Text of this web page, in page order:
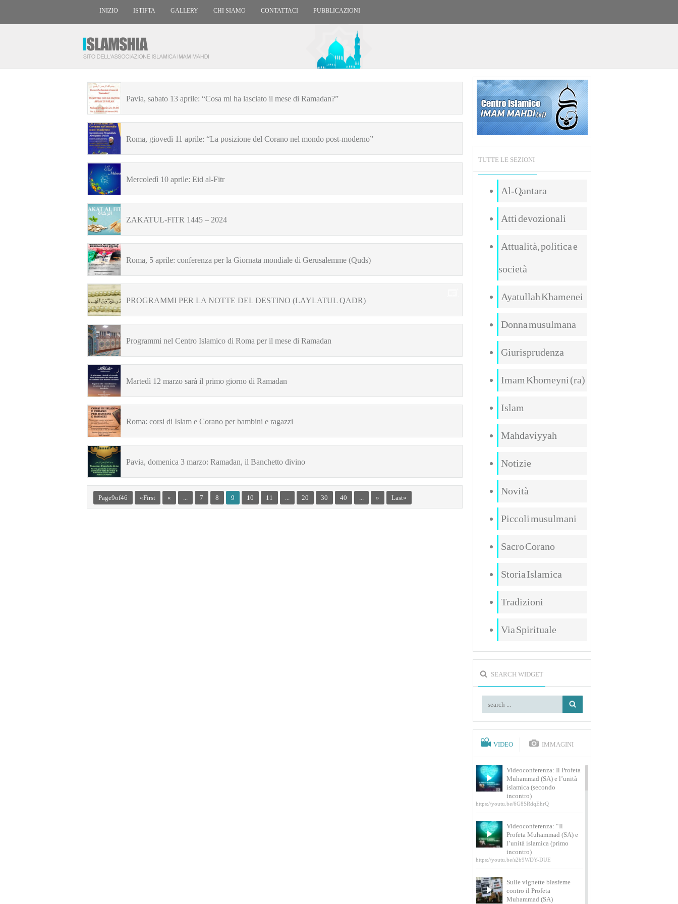
INIZIO ISTIFTA GALLERY CHI SIAMO CONTATTACI PUBBLICAZIONI
Pavia, sabato 13 aprile: “Cosa mi ha lasciato il mese di Ramadan?”
Roma, giovedì 11 aprile: “La posizione del Corano nel mondo post-moderno”
Mercoledì 10 aprile: Eid al-Fitr
ZAKATUL-FITR 1445 – 2024
Roma, 5 aprile: conferenza per la Giornata mondiale di Gerusalemme (Quds)
PROGRAMMI PER LA NOTTE DEL DESTINO (LAYLATUL QADR)
Programmi nel Centro Islamico di Roma per il mese di Ramadan
Martedì 12 marzo sarà il primo giorno di Ramadan
Roma: corsi di Islam e Corano per bambini e ragazzi
Pavia, domenica 3 marzo: Ramadan, il Banchetto divino
Page 9 of 46 « First « ... 7 8 9 10 11 ... 20 30 40 ... » Last »
TUTTE LE SEZIONI
Al-Qantara
Atti devozionali
Attualità, politica e
società
Ayatullah Khamenei
Donna musulmana
Giurisprudenza
Imam Khomeyni (ra)
Islam
Mahdaviyyah
Notizie
Novità
Piccoli musulmani
Sacro Corano
Storia Islamica
Tradizioni
Via Spirituale
SEARCH WIDGET
VIDEO IMMAGINI
Videoconferenza: Il Profeta
Muhammad (SA) e l’unità
islamica (secondo
incontro)
https://youtu.be/6G8SRdqEhrQ
Videoconferenza: “Il
Profeta Muhammad (SA) e
l’unità islamica (primo
incontro)
https://youtu.be/s2b9WDY-DUE
Sulle vignette blasfeme
contro il Profeta
Muhammad (SA)